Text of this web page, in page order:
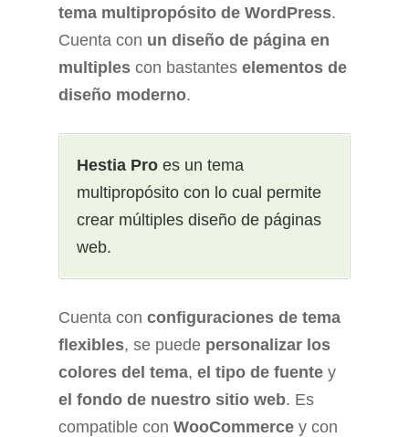
tema multipropósito de WordPress.
Cuenta con un diseño de página en
multiples con bastantes elementos de
diseño moderno.
Hestia Pro es un tema
multipropósito con lo cual permite
crear múltiples diseño de páginas
web.
Cuenta con configuraciones de tema
flexibles, se puede personalizar los
colores del tema, el tipo de fuente y
el fondo de nuestro sitio web. Es
compatible con WooCommerce y con